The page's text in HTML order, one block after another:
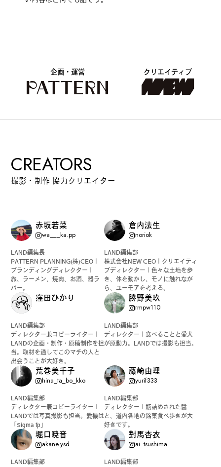
#職人の手仕事に触れる
#書店巡り
イベント
企画・運営 クリエイティブ
CREATORS
撮影・制作 協力クリエイター
赤坂若菜
wa___ka.pp
LAND編集長
PATTERN PLANNING(株)CEO｜
ブランディングディレクター｜
旅、ラーメン、焼肉、お酒、器ラ
バー。
倉内法生
noriok
LAND編集部
株式会社NEW CEO｜クリエイティ
ブディレクター｜色々な土地を歩
き、体を動かし、モノに触れなが
ら、ユーモアを考える。
窪田ひかり
LAND編集部
ディレクター兼コピーライター｜
LANDの企画・制作・原稿制作を担
当。取材を通してこのマチの人と
出会うことが大好き。
勝野美玖
rmpw110
LAND編集部
ディレクター｜食べることと愛犬
が原動力。LANDでは撮影も担当。
荒巻美千子
hina_ta_bo_kko
LAND編集部
ディレクター兼コピーライター｜
LANDでは写真撮影も担当。愛機は
「Sigma fp」
藤崎由理
yurif333
LAND編集部
ディレクター｜瓶詰めされた醬
と、道内各地の銘菓食べ歩きが大
好きです。
堀口暁音
akane.ysd
LAND編集部
對馬杏衣
ai_tsushima
LAND編集部